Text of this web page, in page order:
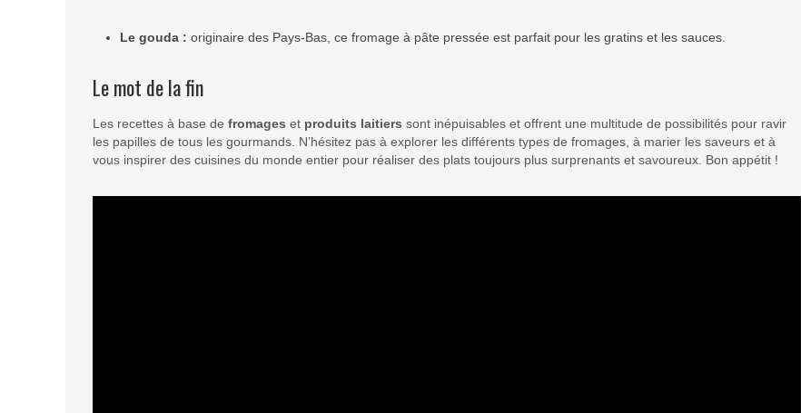
Le gouda : originaire des Pays-Bas, ce fromage à pâte pressée est parfait pour les gratins et les sauces.
Le mot de la fin
Les recettes à base de fromages et produits laitiers sont inépuisables et offrent une multitude de possibilités pour ravir
les papilles de tous les gourmands. N’hésitez pas à explorer les différents types de fromages, à marier les saveurs et à
vous inspirer des cuisines du monde entier pour réaliser des plats toujours plus surprenants et savoureux. Bon appétit !